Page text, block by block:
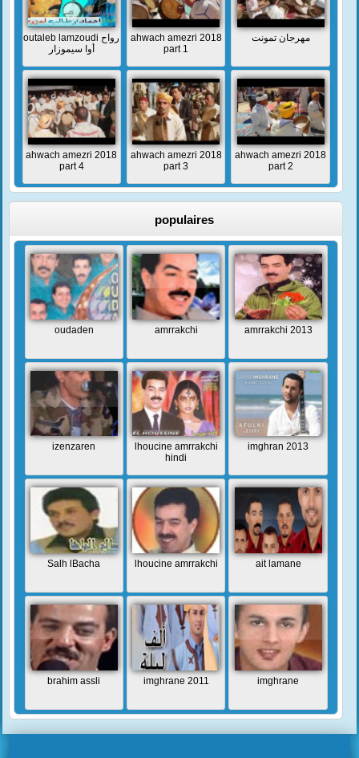
outaleb lamzoudi رواح
أوا سيموزار
ahwach amezri 2018
part 1
مهرجان تمونت
ahwach amezri 2018
part 4
ahwach amezri 2018
part 3
ahwach amezri 2018
part 2
populaires
oudaden amrrakchi amrrakchi 2013
izenzaren
lhoucine amrrakchi
hindi
imghran 2013
Salh lBacha lhoucine amrrakchi ait lamane
brahim assli imghrane 2011 imghrane